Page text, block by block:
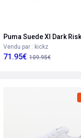
Vendu par : kickz
71.95€ 109.95€